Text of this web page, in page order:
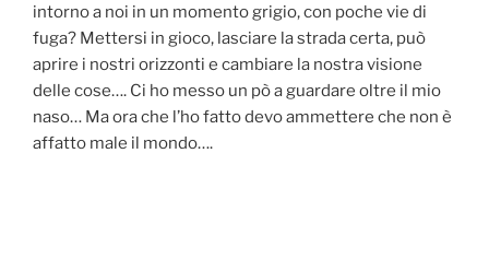
intorno a noi in un momento grigio, con poche vie di
fuga? Mettersi in gioco, lasciare la strada certa, può
aprire i nostri orizzonti e cambiare la nostra visione
delle cose…. Ci ho messo un pò a guardare oltre il mio
naso… Ma ora che l’ho fatto devo ammettere che non è
affatto male il mondo….